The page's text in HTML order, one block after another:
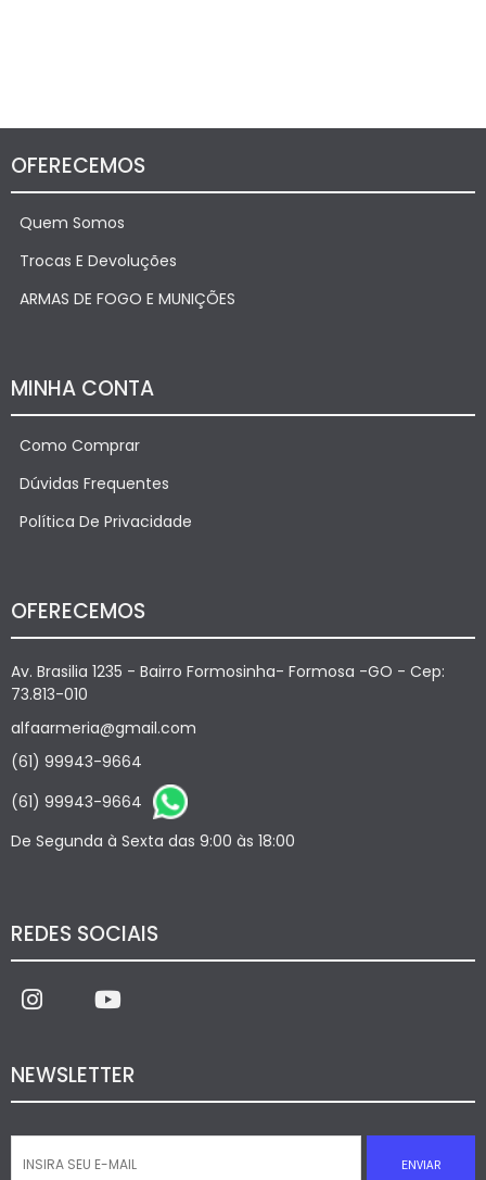
OFERECEMOS
Quem Somos
Trocas E Devoluções
ARMAS DE FOGO E MUNIÇÕES
MINHA CONTA
Como Comprar
Dúvidas Frequentes
Política De Privacidade
OFERECEMOS
Av. Brasilia 1235 - Bairro Formosinha- Formosa -GO - Cep:
73.813-010
alfaarmeria@gmail.com
(61) 99943-9664
(61) 99943-9664
De Segunda à Sexta das 9:00 às 18:00
REDES SOCIAIS
NEWSLETTER
ENVIAR